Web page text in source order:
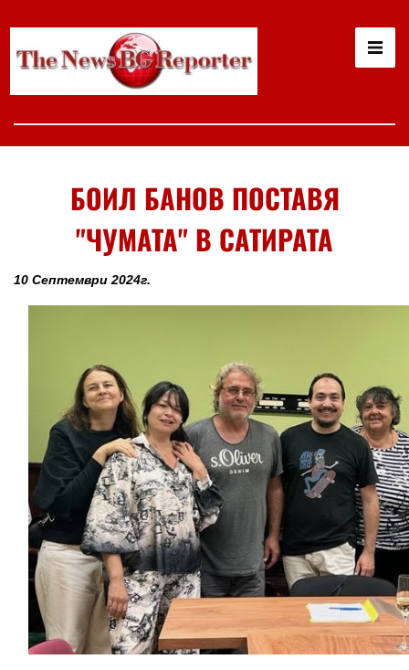
БОИЛ БАНОВ ПОСТАВЯ
"ЧУМАТА" В САТИРАТА
10 Септември 2024г.